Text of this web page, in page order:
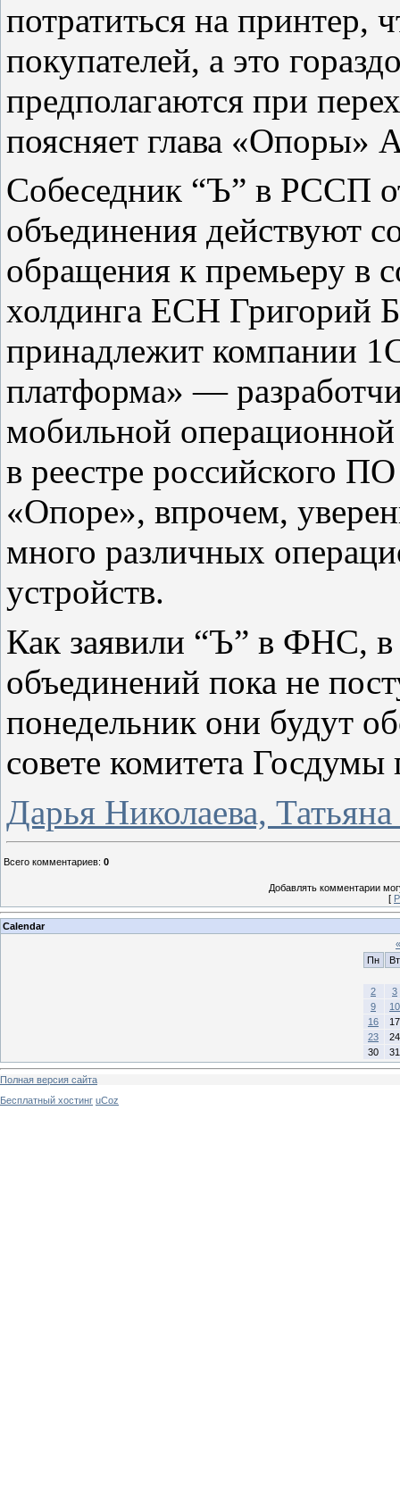
потратиться на принтер,
покупателей, а это
предполагаются при
поясняет глава «Опоры»
Собеседник “Ъ” в РССП
объединения действуют
обращения к премьеру в
холдинга ЕСН Григорий
принадлежит компании
платформа» —
мобильной
в реестре российского
«Опоре», впрочем,
много различных
устройств.
Как заявили “Ъ” в ФНС,
объединений пока не
понедельник они будут
совете комитета
Дарья Николаева,
Всего комментариев: 0
Добавлять комментарии
[
Calendar
«
Пн
Вт
2
3
9
10
16
17
23
24
30
31
Полная версия сайта
Бесплатный хостинг uCoz